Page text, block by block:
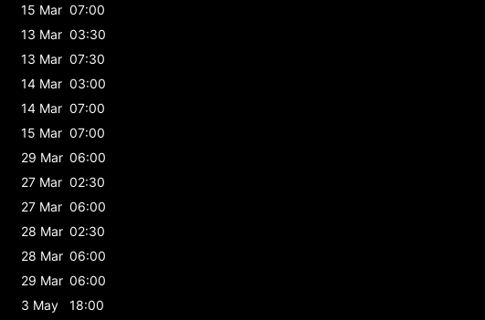
15 Mar 07:00
13 Mar 03:30
13 Mar 07:30
14 Mar 03:00
14 Mar 07:00
15 Mar 07:00
29 Mar 06:00
27 Mar 02:30
27 Mar 06:00
28 Mar 02:30
28 Mar 06:00
29 Mar 06:00
3 May
18:00